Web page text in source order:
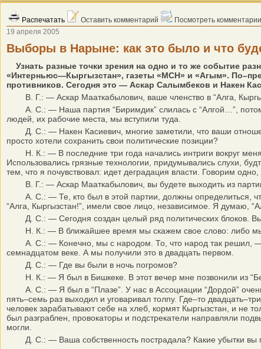
Распечатать Оставить комментарий
Посмотреть комментарии
19 апреля 2005
Выборы в Нарыне: как это было и что
Узнать разные точки зрения на одно и то же событие
«Интерньюс—Кыргызстан», газеты «МСН» и «Агым».
противников. Сегодня это — Аскар Салымбеков и Накен
В. Г.: — Аскар Мааткабылович, ваше членство в “Алга,
А. С.: — Наша партия “Биримдик” слилась с “Алгой…”,
людей, их рабочие места, мы вступили туда.
Д. С.: — Накен Касиевич, многие заметили, что ваши
просто хотели сохранить свои политические позиции?
Н. К.: — В последние три года начались интриги вокруг
Использовались грязные технологии, придумывались слухи,
тем, что я почувствовал: идет деградация власти. Говорим
В. Г.: — Аскар Мааткабылович, вы будете выходить из партии
А. С.: — Те, кто был в этой партии, должны определиться,
“Алга, Кыргызстан!”, имели свое лицо, независимое. Я думаю,
Д. С.: — Сегодня создан целый ряд политических блоков. Вы
Н. К.: — В ближайшее время мы скажем свое слово: либо мы
А. С.: — Конечно, мы с народом. То, что народ так решил, —
семнадцатом веке. А мы получили это в двадцать первом.
Д. С.: — Где вы были в ночь погромов?
Н. К.: — Я был в Бишкеке. В этот вечер мне позвонили из
А. С.: — Я был в “Плазе”. У нас в Ассоциации “Дордой” очень
пять–семь раз выходил и уговаривал толпу. Где–то
человек зарабатывают себе на хлеб, кормят Кыргызстан, и не
был разграблен, провокаторы и подстрекатели направляли
могли.
Д. С.: — Ваша собственность пострадала? Какие убытки вы